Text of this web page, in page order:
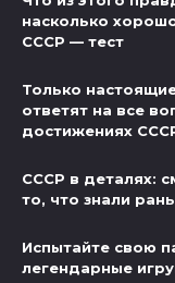
насколько
СССР — тест
Только
ответят на все
достижениях
СССР в деталях:
то, что знали
Испытайте свою
легендарные